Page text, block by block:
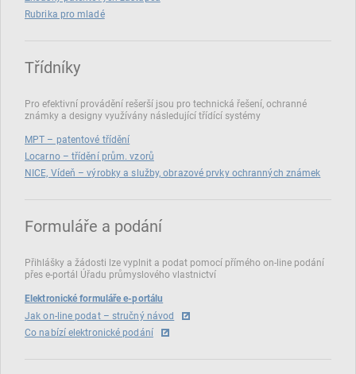
Rubrika pro mladé
Třídníky
Pro efektivní provádění rešerší jsou pro technická řešení, ochranné
známky a designy využívány následující třídící systémy
MPT – patentové třídění
Locarno – třídění prům. vzorů
NICE, Vídeň – výrobky a služby, obrazové prvky ochranných známek
Formuláře a podání
Přihlášky a žádosti lze vyplnit a podat pomocí přímého on‑line podání
přes e‑portál Úřadu průmyslového vlastnictví
Elektronické formuláře e-portálu
Jak on-line podat – stručný návod
Co nabízí elektronické podání